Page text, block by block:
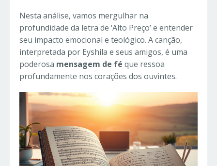
Nesta análise, vamos mergulhar na
profundidade da letra de ‘Alto Preço’ e entender
seu impacto emocional e teológico. A canção,
interpretada por Eyshila e seus amigos, é uma
poderosa mensagem de fé que ressoa
profundamente nos corações dos ouvintes.